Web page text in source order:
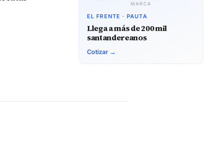
MARCA
EL FRENTE · PAUTA
Llega a más de 200 mil
santandereanos
Cotizar →